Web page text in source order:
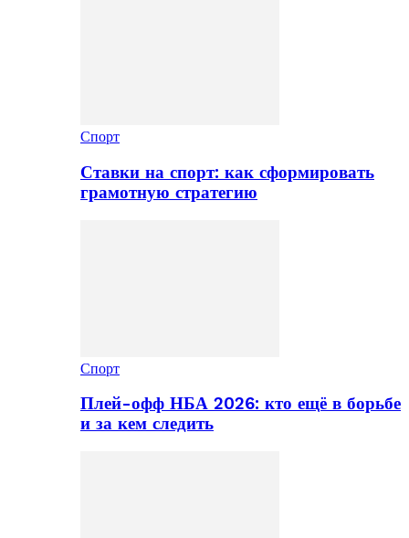
Спорт
Ставки на спорт: как сформировать
грамотную стратегию
Спорт
Плей-офф НБА 2026: кто ещё в борьбе
и за кем следить